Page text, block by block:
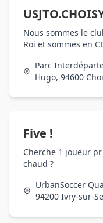
Nous sommes le
Roi et sommes en
Parc
Hugo, 94600
Five !
Cherche 1 joueur
chaud ?
UrbanSoccer
94200 Ivry-sur-